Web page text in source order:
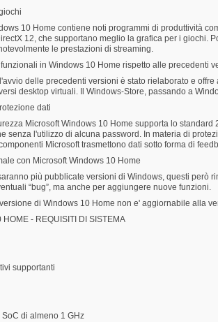
10 Home contiene noti programmi di produttività
12, che supportano meglio la grafica per i giochi.
le prestazioni di streaming.
in Windows 10 Home rispetto alle precedenti
delle precedenti versioni è stato rielaborato e
desktop virtuali. Il Windows-Store, passando a
dati
Microsoft Windows 10 Home supporta lo
senza l'utilizzo di alcuna password. In materia di
Microsoft trasmettono dati sotto forma di
con Microsoft Windows 10 Home
più pubblicate versioni di Windows, questi però
“bug”, ma anche per aggiungere nuove funzioni.
di Windows 10 Home non e' aggiornabile alla
HOME - REQUISITI DI SISTEMA
supportanti
SoC di almeno 1 GHz